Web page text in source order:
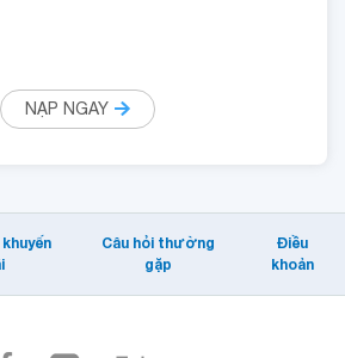
NẠP NGAY
Câu hỏi thường
gặp
Điều
khoản